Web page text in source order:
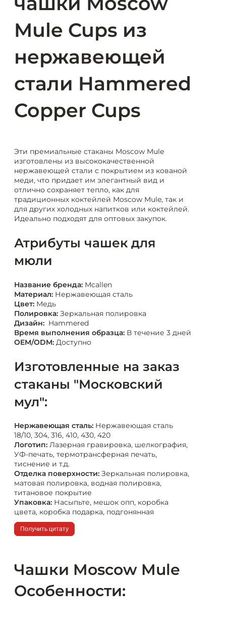
Mule Cups из
нержавеющей
стали Hammered
Copper Cups
Эти премиальные стаканы Moscow Mule
изготовлены из высококачественной
нержавеющей стали с покрытием из кованой
меди, что придает им элегантный вид и
отлично сохраняет тепло, как для
традиционных коктейлей Moscow Mule, так и
для других холодных напитков или коктейлей.
Идеально подходят для оптовых закупок.
Атрибуты чашек для
мюли
Название бренда: Mcallen
Материал: Нержавеющая сталь
Цвет: Медь
Полировка: Зеркальная полировка
Дизайн: Hammered
Время выполнения образца: В течение 3 дней
OEM/ODM: Доступно
Изготовленные на заказ
стаканы "Московский
мул":
Нержавеющая сталь: Нержавеющая сталь
18/10, 304, 316, 410, 430, 420
Логотип: Лазерная гравировка, шелкография,
УФ-печать, термотрансферная печать,
тиснение и т.д.
Отделка поверхности: Зеркальная полировка,
матовая полировка, водная полировка,
титановое покрытие
Упаковка: Насыпьте, мешок опп, коробка
цвета, коробка подарка, подгонянная
Получить цитату
Чашки Moscow Mule
Особенности: